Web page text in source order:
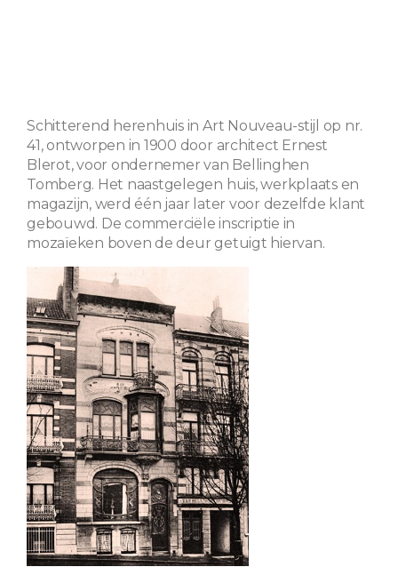
Schitterend herenhuis in Art Nouveau-stijl op nr.
41, ontworpen in 1900 door architect Ernest
Blerot, voor ondernemer van Bellinghen
Tomberg. Het naastgelegen huis, werkplaats en
magazijn, werd één jaar later voor dezelfde klant
gebouwd. De commerciële inscriptie in
mozaïeken boven de deur getuigt hiervan.